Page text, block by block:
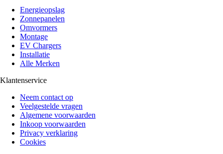
Energieopslag
Zonnepanelen
Omvormers
Montage
EV Chargers
Installatie
Alle Merken
Klantenservice
Neem contact op
Veelgestelde vragen
Algemene voorwaarden
Inkoop voorwaarden
Privacy verklaring
Cookies